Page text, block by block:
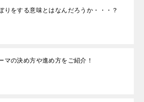
りをする意味とはなんだろうか・・・？
マの決め方や進め方をご紹介！